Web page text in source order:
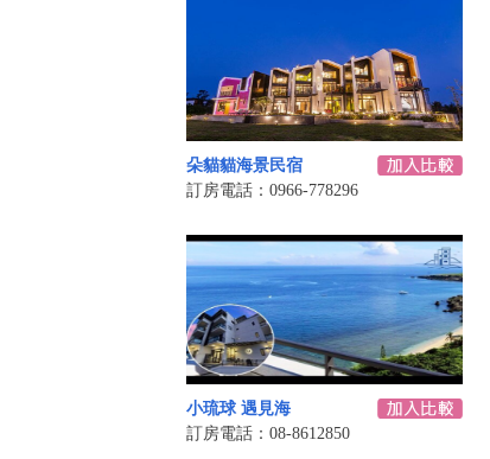
朵貓貓海景民宿
訂房電話：0966-778296
小琉球 遇見海
訂房電話：08-8612850